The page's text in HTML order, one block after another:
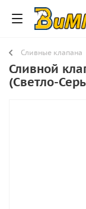
Сливные клапана
Сливной
(Светло-